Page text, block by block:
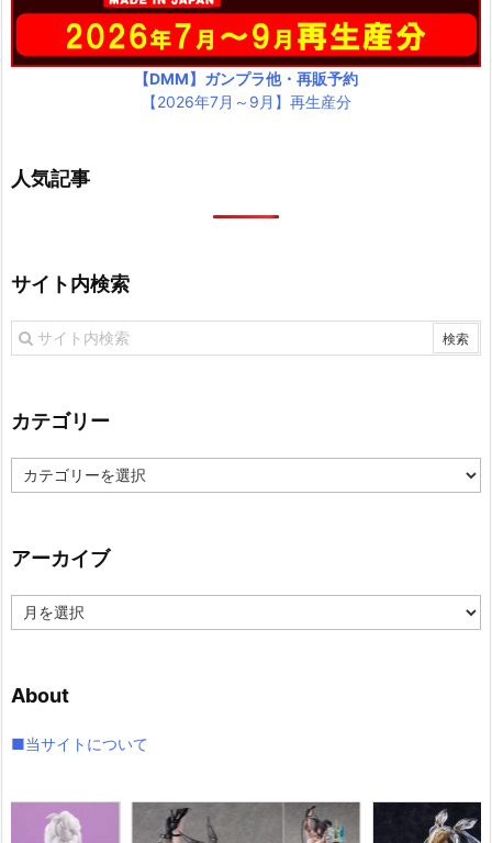
【DMM】ガンプラ他・再販予約
【2026年7月～9月】再生産分
人気記事
サイト内検索
カテゴリー
テ
ー
アーカイブ
ー
ブ
About
■当サイトについて